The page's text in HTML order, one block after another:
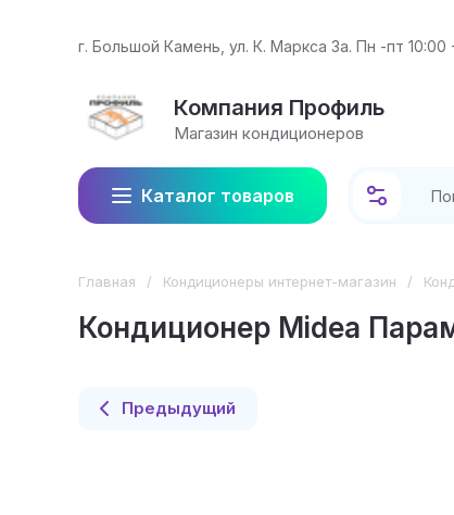
г. Большой Камень, ул. К. Маркса 3а. Пн -пт 10:00
Компания Профиль
Магазин кондиционеров
Каталог товаров
Главная / Кондиционеры интернет-магазин /
Кондиционер Midea
Предыдущий